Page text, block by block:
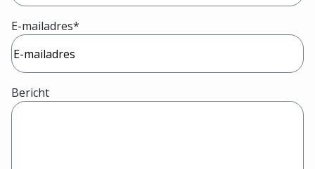
E-mailadres*
Bericht